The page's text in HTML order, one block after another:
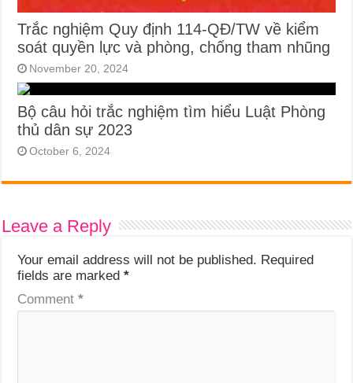
Trắc nghiệm Quy định 114-QĐ/TW về kiểm
soát quyền lực và phòng, chống tham nhũng
November 20, 2024
Bộ câu hỏi trắc nghiệm tìm hiểu Luật Phòng
thủ dân sự 2023
October 6, 2024
Leave a Reply
Your email address will not be published. Required
fields are marked*
Comment*